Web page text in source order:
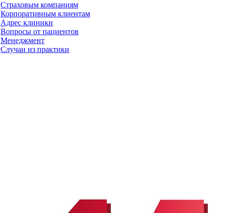
Страховым компаниям
Корпоративным клиентам
Адрес клиники
Вопросы от пациентов
Менеджмент
Случаи из практики